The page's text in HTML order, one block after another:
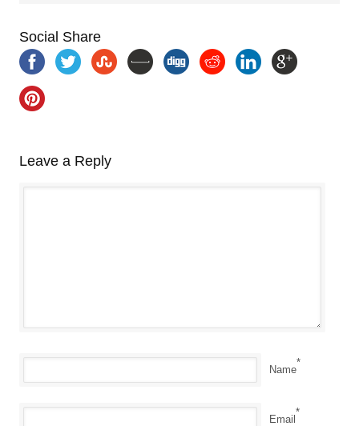
Social Share
Leave a Reply
Name
*
Email
*